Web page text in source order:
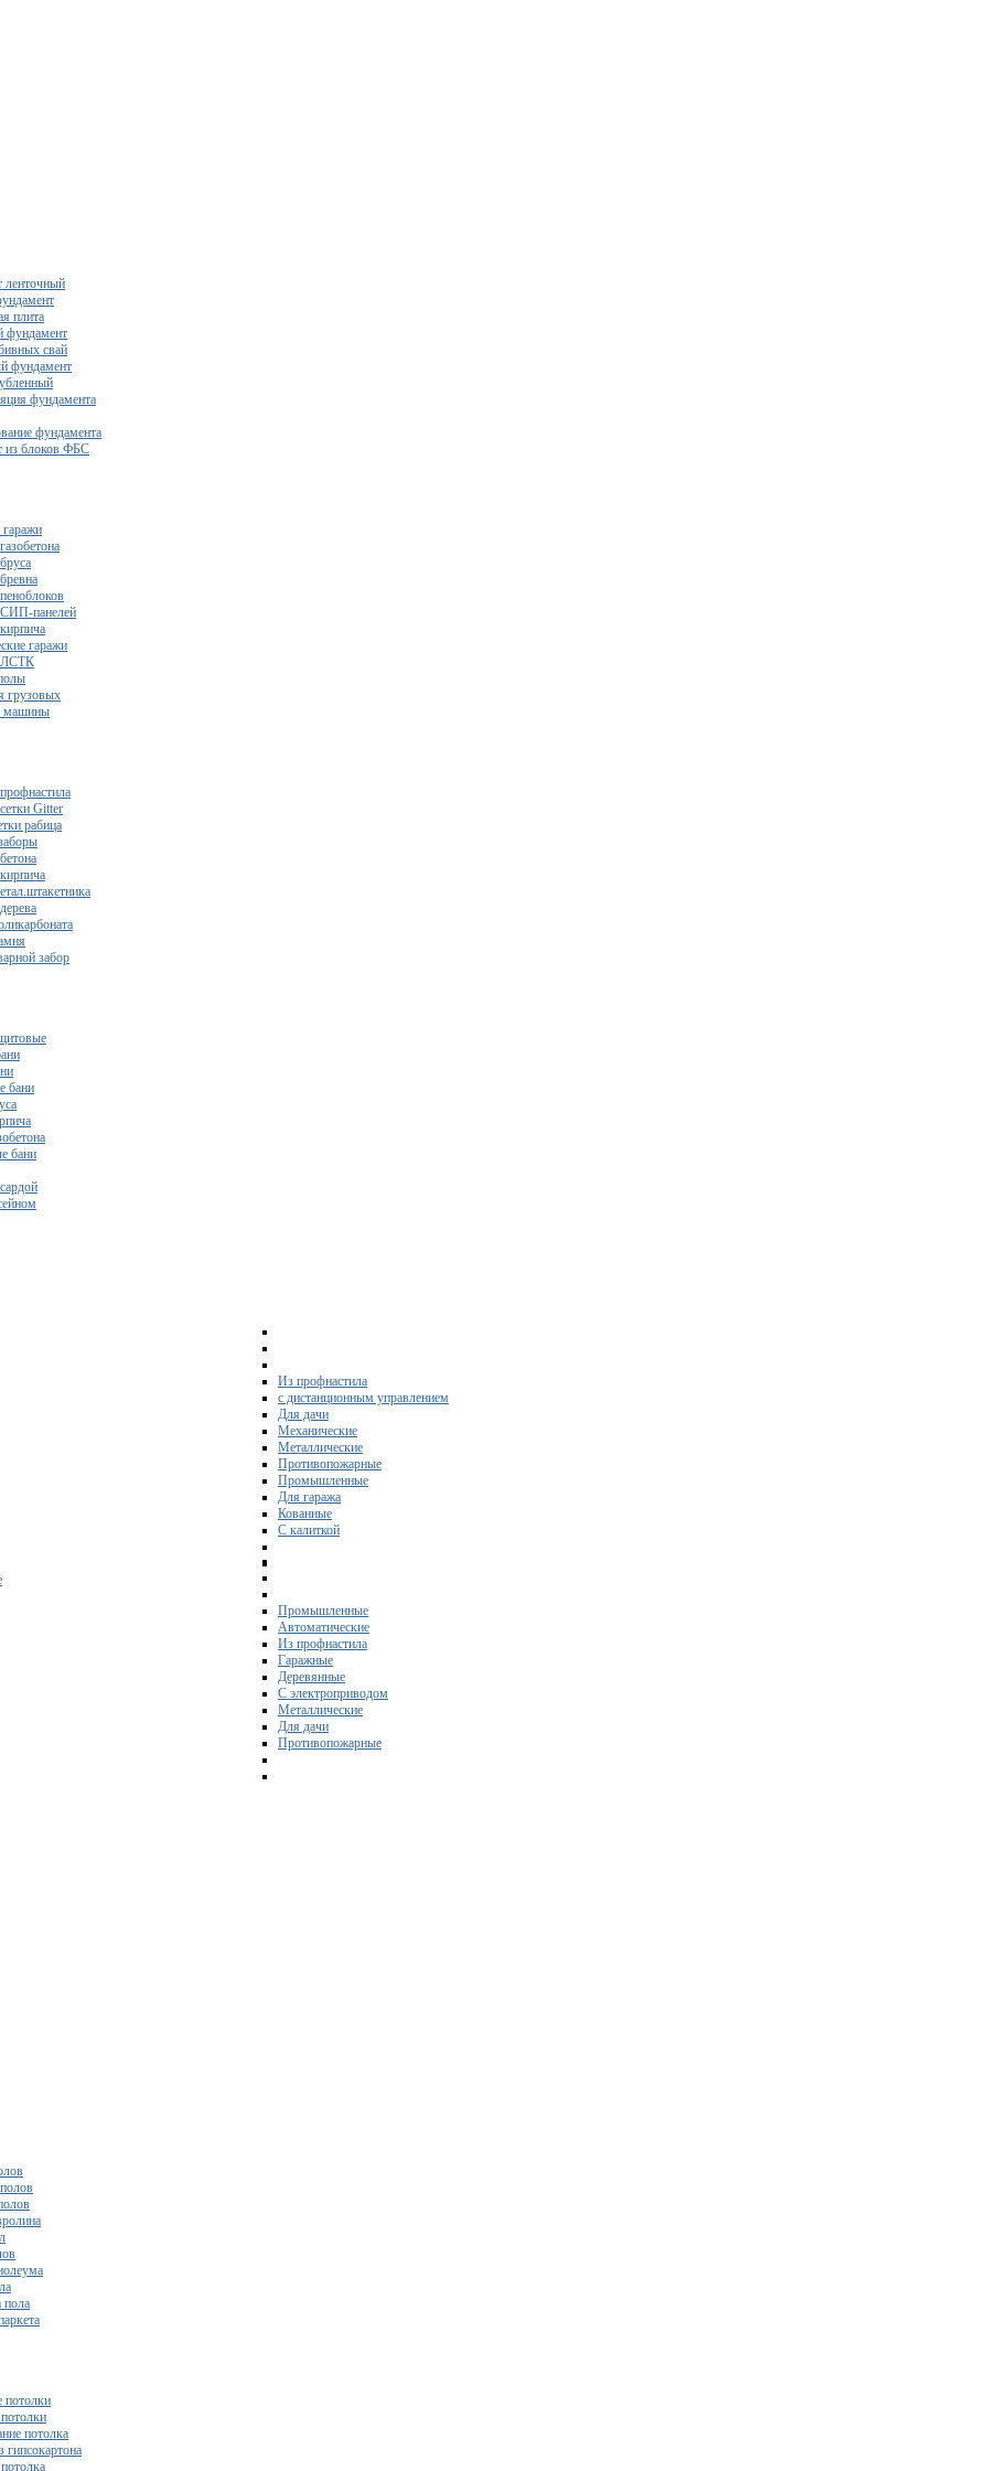
ленточный
плита
фундамент
свай
фундамент
фундамента
фундамента
из блоков ФБС
панелей
гаражи
ЛСТК
грузовых
машины
Gitter
рабица
забор
бани
бани
Из профнастила
с дистанционным управлением
Для дачи
Механические
Металлические
Противопожарные
Промышленные
Для гаража
Кованные
С калиткой
Промышленные
Автоматические
Из профнастила
Гаражные
Деревянные
С электроприводом
Металлические
Для дачи
Противопожарные
потолки
потолка
гипсокартона